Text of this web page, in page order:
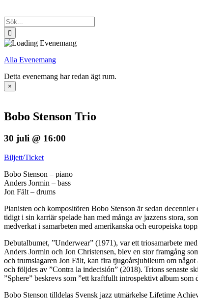
Sök
efter:
Alla Evenemang
Detta evenemang har redan ägt rum.
×
Bobo Stenson Trio
30 juli @ 16:00
Biljett/Ticket
Bobo Stenson – piano
Anders Jormin – bass
Jon Fält – drums
Pianisten och kompositören Bobo Stenson är sedan
tidigt i sin karriär spelade han med många av jazzens stora,
medverkat i samarbeten med amerikanska och europeiska
Debutalbumet, ”Underwear” (1971), var ett triosamarbete
Anders Jormin och Jon Christensen, blev en stor framgång
och trumslagaren Jon Fält, kan fira tjugoårsjubileum om
och följdes av ”Contra la indecisión” (2018). Trions senaste
”Sphere” beskrevs som ”ett kraftfullt introspektivt album
Bobo Stenson tilldelas Svensk jazz utmärkelse Lifetime